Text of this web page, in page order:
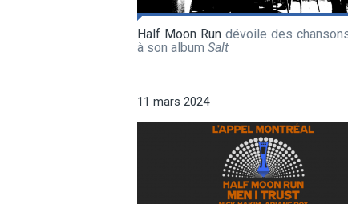
Half Moon Run dévoile des
à son album Salt
11 mars 2024